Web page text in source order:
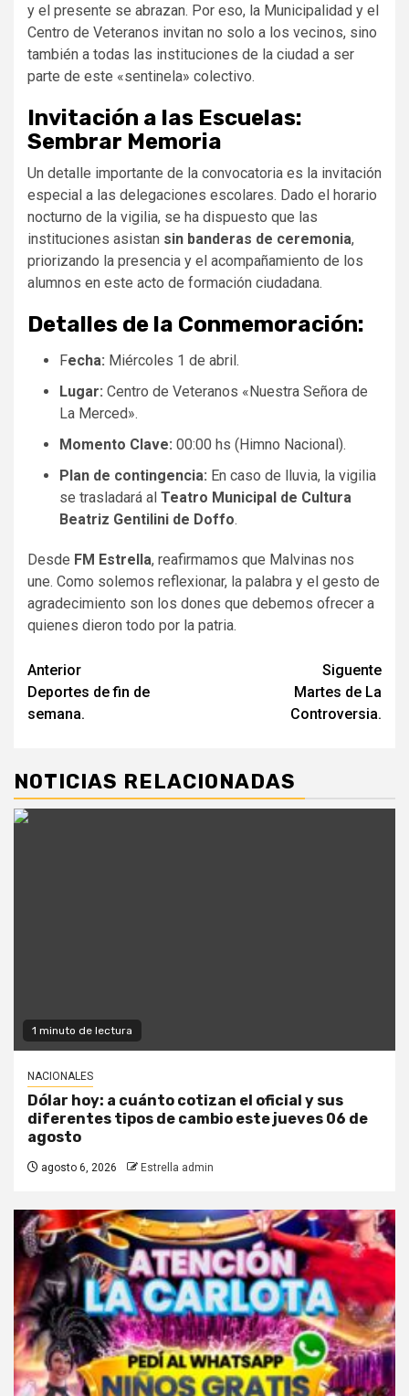
y el presente se abrazan. Por eso, la Municipalidad y el
Centro de Veteranos invitan no solo a los vecinos, sino
también a todas las instituciones de la ciudad a ser
parte de este «sentinela» colectivo.
Invitación a las Escuelas:
Sembrar Memoria
​Un detalle importante de la convocatoria es la invitación
especial a las delegaciones escolares. Dado el horario
nocturno de la vigilia, se ha dispuesto que las
instituciones asistan sin banderas de ceremonia,
priorizando la presencia y el acompañamiento de los
alumnos en este acto de formación ciudadana.
Detalles de la Conmemoración:
​Fecha: Miércoles 1 de abril.
Lugar: Centro de Veteranos «Nuestra Señora de
La Merced».
Momento Clave: 00:00 hs (Himno Nacional).
Plan de contingencia: En caso de lluvia, la vigilia
se trasladará al Teatro Municipal de Cultura
Beatriz Gentilini de Doffo.
​Desde FM Estrella, reafirmamos que Malvinas nos
une. Como solemos reflexionar, la palabra y el gesto de
agradecimiento son los dones que debemos ofrecer a
quienes dieron todo por la patria.
Navegación
de
Anterior
Deportes de fin de
semana.
Siguente
Martes de La
Controversia.
NOTICIAS RELACIONADAS
1 minuto de lectura
NACIONALES
Dólar hoy: a cuánto cotizan el oficial y sus
diferentes tipos de cambio este jueves 06 de
agosto
agosto 6, 2026 Estrella admin